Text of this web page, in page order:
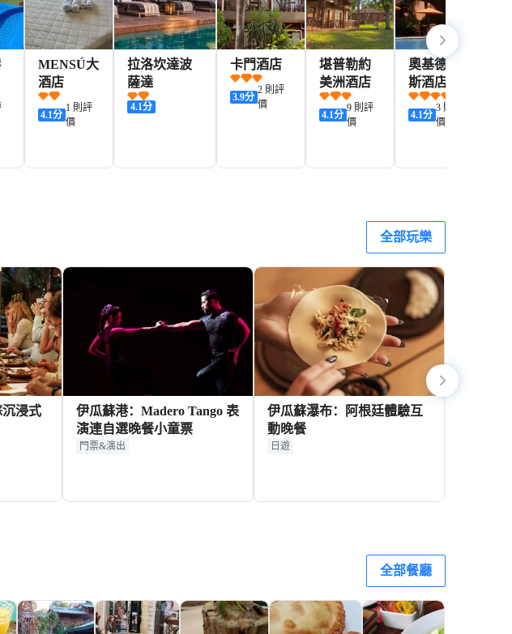
MENSÚ大
酒店
4.1分
1 則評
價
拉洛坎達波
薩達
4.1分
卡門酒店
3.9分
2 則評
價
堪普勒約
美洲酒店
4.1分
9 則評
價
奧基德亞
斯酒店和
小屋
4.1分
3 則評
價
全部玩樂
浸式
伊瓜蘇港：Madero Tango 表
演連自選晚餐小童票
門票&演出
伊瓜蘇瀑布：阿根廷體驗互
動晚餐
日遊
全部餐廳